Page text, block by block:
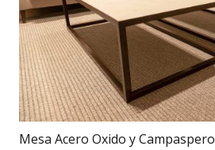
Mesa Acero Oxido y Campaspero